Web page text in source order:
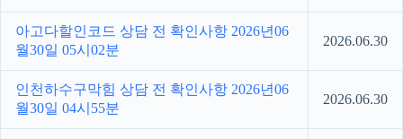
아고다할인코드 상담 전 확인사항 2026년06
월30일 05시02분
2026.06.30
인천하수구막힘 상담 전 확인사항 2026년06
월30일 04시55분
2026.06.30